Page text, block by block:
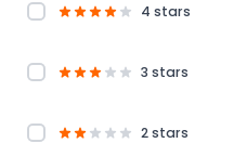
4 stars
3 stars
2 stars